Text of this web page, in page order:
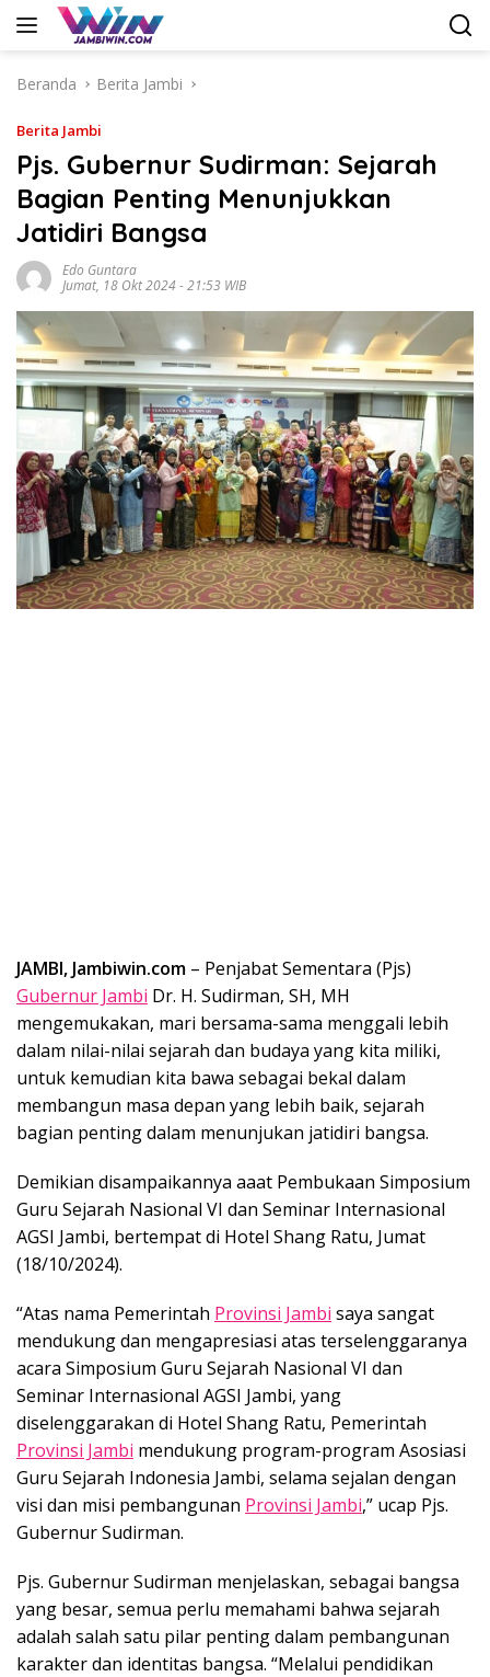
Langsung
Beranda
Berita Jambi
Berita Jambi
Pjs. Gubernur Sudirman: Sejarah
Bagian Penting Menunjukkan
Jatidiri Bangsa
Edo Guntara
Jumat, 18 Okt 2024 - 21:53 WIB
JAMBI, Jambiwin.com – Penjabat Sementara (Pjs)
Gubernur Jambi Dr. H. Sudirman, SH, MH
mengemukakan, mari bersama-sama menggali lebih
dalam nilai-nilai sejarah dan budaya yang kita miliki,
untuk kemudian kita bawa sebagai bekal dalam
membangun masa depan yang lebih baik, sejarah
bagian penting dalam menunjukan jatidiri bangsa.
Demikian disampaikannya aaat Pembukaan Simposium
Guru Sejarah Nasional VI dan Seminar Internasional
AGSI Jambi, bertempat di Hotel Shang Ratu, Jumat
(18/10/2024).
“Atas nama Pemerintah Provinsi Jambi saya sangat
mendukung dan mengapresiasi atas terselenggaranya
acara Simposium Guru Sejarah Nasional VI dan
Seminar Internasional AGSI Jambi, yang
diselenggarakan di Hotel Shang Ratu, Pemerintah
Provinsi Jambi mendukung program-program Asosiasi
Guru Sejarah Indonesia Jambi, selama sejalan dengan
visi dan misi pembangunan Provinsi Jambi,” ucap Pjs.
Gubernur Sudirman.
Pjs. Gubernur Sudirman menjelaskan, sebagai bangsa
yang besar, semua perlu memahami bahwa sejarah
adalah salah satu pilar penting dalam pembangunan
karakter dan identitas bangsa. “Melalui pendidikan